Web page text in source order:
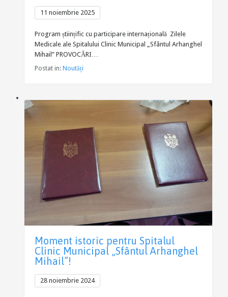
11 noiembrie 2025
Program științific cu participare internațională Zilele
Medicale ale Spitalului Clinic Municipal „Sfântul Arhanghel
Mihail” PROVOCĂRI…
Postat in: Noutăți
Moment istoric pentru Spitalul
Clinic Municipal „Sfântul Arhanghel
Mihail”!
28 noiembrie 2024